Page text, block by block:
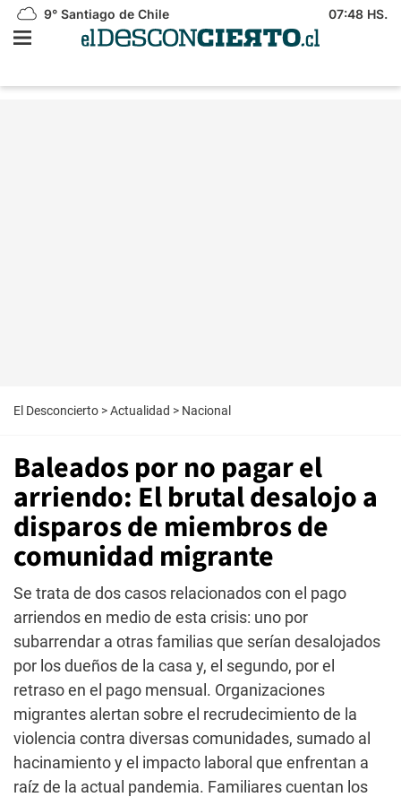
9° Santiago de Chile 07:48 HS.
El Desconcierto >Actualidad > Nacional
Baleados por no pagar el
arriendo: El brutal desalojo a
disparos de miembros de
comunidad migrante
Se trata de dos casos relacionados con el pago
arriendos en medio de esta crisis: uno por
subarrendar a otras familias que serían desalojados
por los dueños de la casa y, el segundo, por el
retraso en el pago mensual. Organizaciones
migrantes alertan sobre el recrudecimiento de la
violencia contra diversas comunidades, sumado al
hacinamiento y el impacto laboral que enfrentan a
raíz de la actual pandemia. Familiares cuentan los